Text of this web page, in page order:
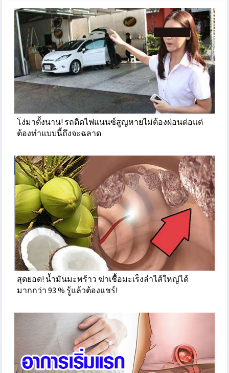
โง่มาตั้งนาน! รถติดไฟแนนซ์สูญหายไม่ต้องผ่อนต่อแต่
ต้องทำแบบนี้ถึงจะฉลาด
สุดยอด! น้ำมันมะพร้าว ฆ่าเชื้อมะเร็งลำไส้ใหญ่ได้
มากกว่า 93 % รู้แล้วต้องแชร์!